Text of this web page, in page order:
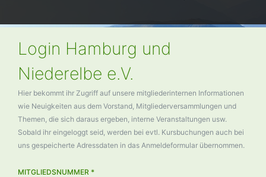
Login Hamburg und
Niederelbe e.V.
Hier bekommt ihr Zugriff auf unsere mitgliederinternen Informationen
wie Neuigkeiten aus dem Vorstand, Mitgliederversammlungen und
Themen, die sich daraus ergeben, interne Veranstaltungen usw.
Sobald ihr eingeloggt seid, werden bei evtl. Kursbuchungen auch bei
uns gespeicherte Adressdaten in das Anmeldeformular übernommen.
MITGLIEDSNUMMER *